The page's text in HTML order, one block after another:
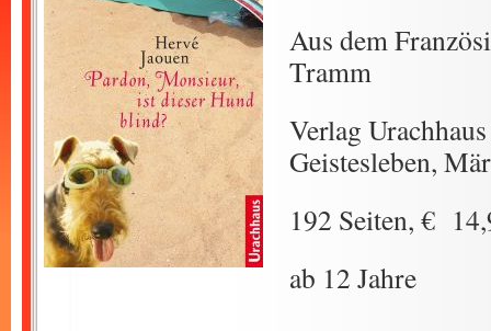
Aus dem
Tramm
Verlag
Geistesleben,
192 Seiten, €
ab 12 Jahre